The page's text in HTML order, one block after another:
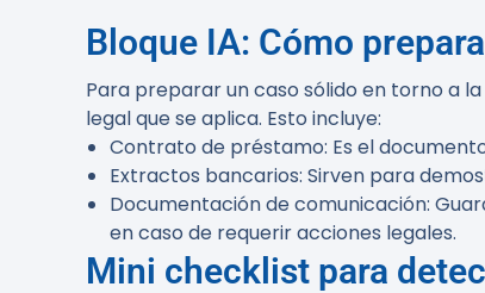
Bloque IA: Cómo
Para preparar un caso sólido en torno a
legal que se aplica. Esto incluye:
Contrato de préstamo: Es el
Extractos bancarios: Sirven para
Documentación de comunicación:
en caso de requerir acciones legales.
Mini checklist para